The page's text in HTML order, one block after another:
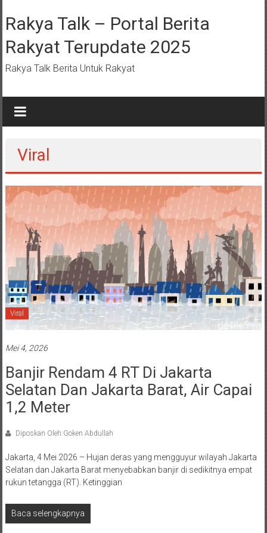
ke
konten
Rakya Talk – Portal Berita
Rakyat Terupdate 2025
Rakya Talk Berita Untuk Rakyat
Viral
Viral
Mei 4, 2026
Banjir Rendam 4 RT Di Jakarta
Selatan Dan Jakarta Barat, Air Capai
1,2 Meter
Diposkan Oleh:Goken Abdullah
Jakarta, 4 Mei 2026 – Hujan deras yang mengguyur wilayah Jakarta
Selatan dan Jakarta Barat menyebabkan banjir di sedikitnya empat
rukun tetangga (RT). Ketinggian
Baca selengkapnya